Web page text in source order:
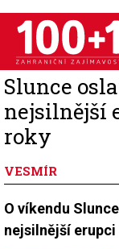
Přejít
hlavnímu
obsahu
Slunce
nejsilnější
roky
VESMÍR
O víkendu
nejsilnější